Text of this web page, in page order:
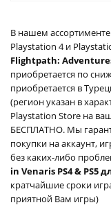
В нашем
Playstation 4 и
Flightpath:
приобретается по
приобретается в
(регион указан в
Playstation Store на
БЕСПЛАТНО. Мы
покупки на аккаунт,
без каких-либо
in Venaris PS4 & PS5
кратчайшие сроки
приятной Вам игры)